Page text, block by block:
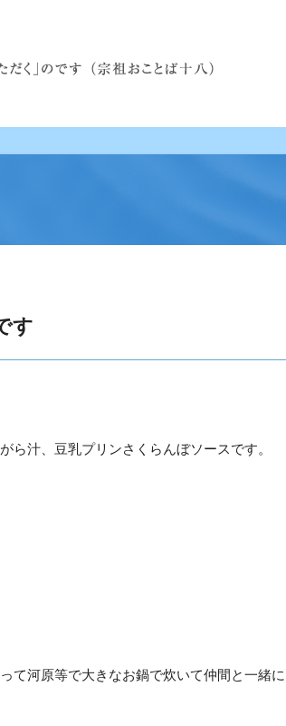
す
ら汁、豆乳プリンさくらんぼソースです。
て河原等で大きなお鍋で炊いて仲間と一緒に